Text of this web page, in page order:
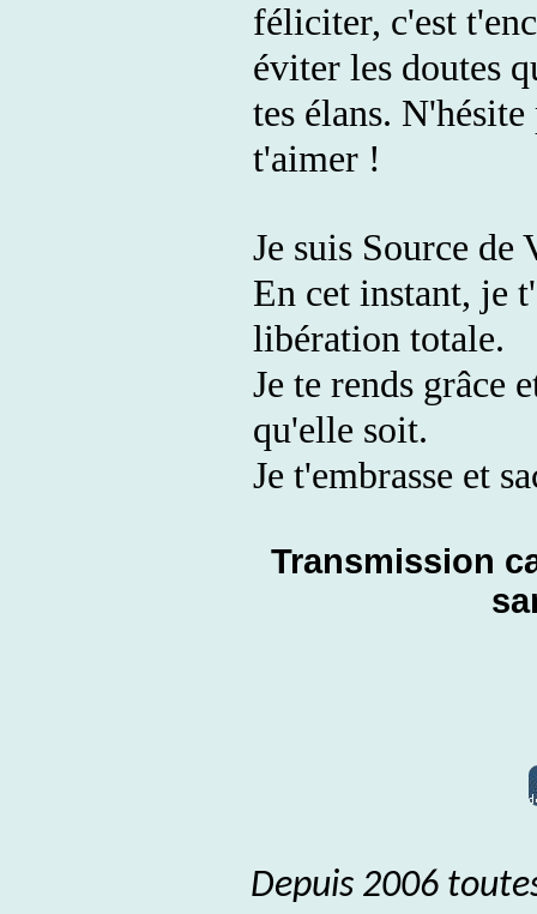
féliciter, c'est
éviter les doutes
tes élans.
t'aimer !
Je suis Source
En cet instant, je
libération totale.
Je te rends grâce
qu'elle soit.
Je t'embrasse et
Transmission
Depuis 2006